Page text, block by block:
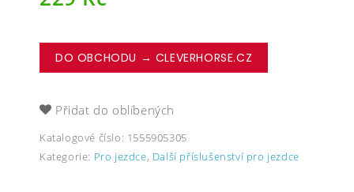
DO OBCHODU → CLEVERHORSE.CZ
Přidat do oblíbených
Katalogové číslo: 1555905305
Kategorie: Pro jezdce, Další příslušenství pro jezdce